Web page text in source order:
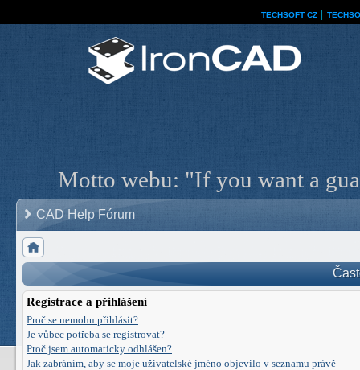
TECHSOFT CZ
Motto webu: "If you want a
CAD Help Fórum
Registrace a přihlášení
Proč se nemohu přihlásit?
Je vůbec potřeba se registrovat?
Proč jsem automaticky odhlášen?
Jak zabráním, aby se moje uživatelské jméno objevilo v seznamu právě